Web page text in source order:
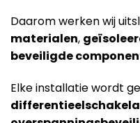
Daarom werken wij
materialen,
beveiligde
Elke installatie wordt